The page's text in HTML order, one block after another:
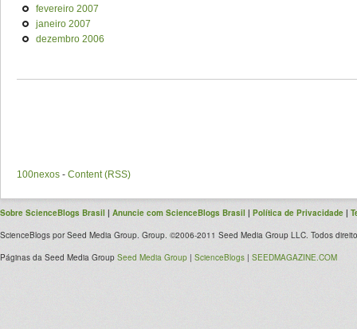
fevereiro 2007
janeiro 2007
dezembro 2006
100nexos - Content (RSS)
Sobre ScienceBlogs Brasil | Anuncie com ScienceBlogs Brasil | Política de Privacidade |
ScienceBlogs por Seed Media Group. Group. ©2006-2011 Seed Media Group LLC. Todos
Páginas da Seed Media Group Seed Media Group | ScienceBlogs | SEEDMAGAZINE.COM